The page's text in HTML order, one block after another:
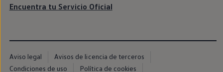
Encuentra tu Servicio Oficial
Aviso legal
Avisos de licencia de terceros
Condiciones de uso
Política de cookies